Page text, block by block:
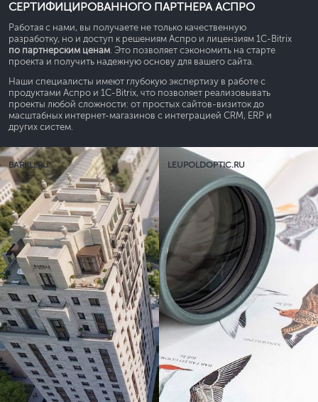
СЕРТИФИЦИРОВАННОГО ПАРТНЕРА АСПРО
Работая с нами, вы получаете не только качественную
разработку, но и доступ к решениям Аспро и лицензиям 1С-Bitrix
по партнерским ценам. Это позволяет сэкономить на старте
проекта и получить надежную основу для вашего сайта.
Наши специалисты имеют глубокую экспертизу в работе с
продуктами Аспро и 1С-Bitrix, что позволяет реализовывать
проекты любой сложности: от простых сайтов-визиток до
масштабных интернет-магазинов с интеграцией CRM, ERP и
других систем.
BARKLI.RU LEUPOLDOPTIC.RU